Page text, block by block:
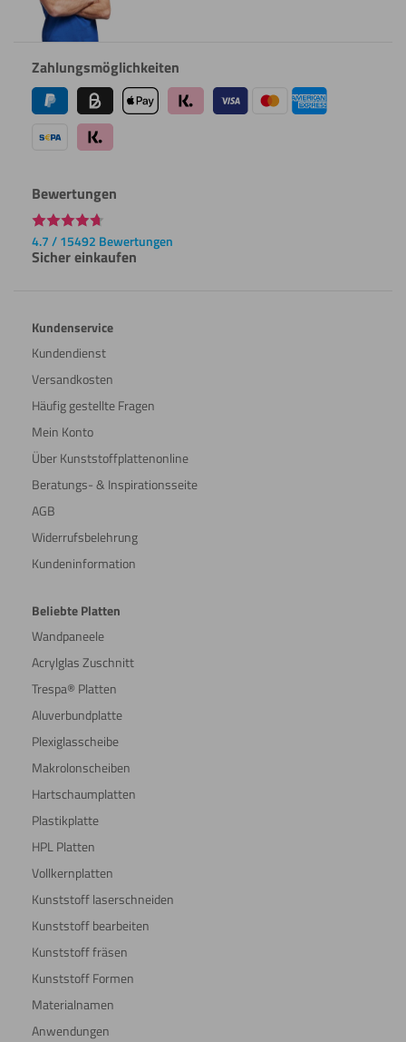
Zahlungsmöglichkeiten
Bewertungen
4.7 / 15492 Bewertungen
Sicher einkaufen
Kundenservice
Kundendienst
Versandkosten
Häufig gestellte Fragen
Mein Konto
Über Kunststoffplattenonline
Beratungs- & Inspirationsseite
AGB
Widerrufsbelehrung
Kundeninformation
Beliebte Platten
Wandpaneele
Acrylglas Zuschnitt
Trespa® Platten
Aluverbundplatte
Plexiglasscheibe
Makrolonscheiben
Hartschaumplatten
Plastikplatte
HPL Platten
Vollkernplatten
Kunststoff laserschneiden
Kunststoff bearbeiten
Kunststoff fräsen
Kunststoff Formen
Materialnamen
Anwendungen